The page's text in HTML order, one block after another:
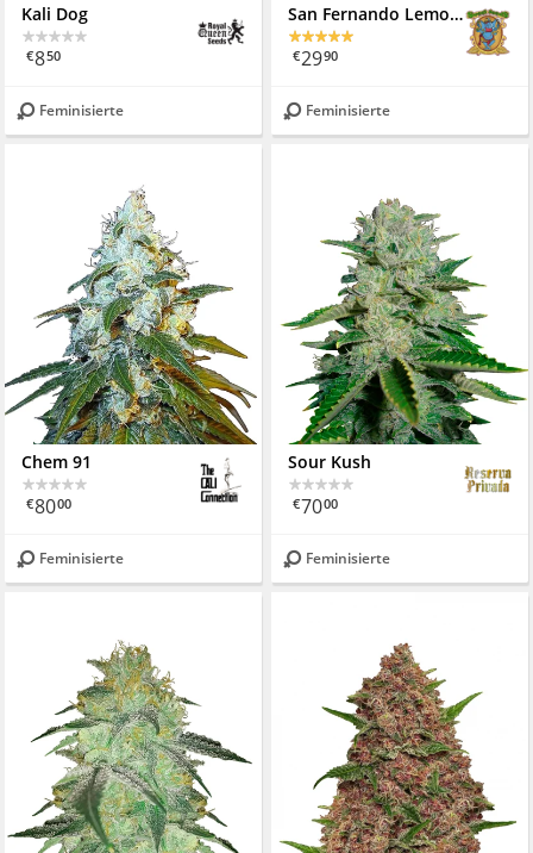
Kali Dog
€850
Feminisierte
San Fernando Lemon Kush
€2990
Feminisierte
Chem 91
€8000
Feminisierte
Sour Kush
€7000
Feminisierte